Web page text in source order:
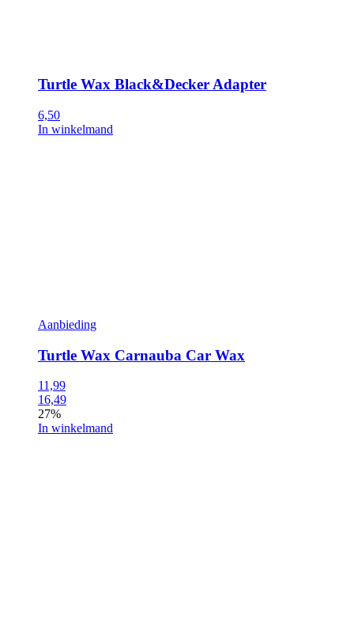
Turtle Wax Black&Decker Adapter
6,50
In winkelmand
Aanbieding
Turtle Wax Carnauba Car Wax
11,99
16,49
27%
In winkelmand